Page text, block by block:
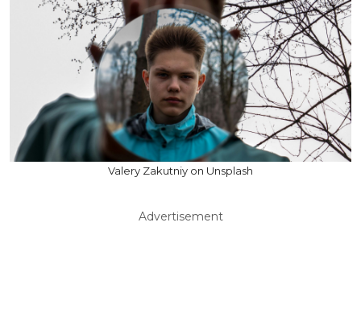
Valery Zakutniy on Unsplash
Advertisement